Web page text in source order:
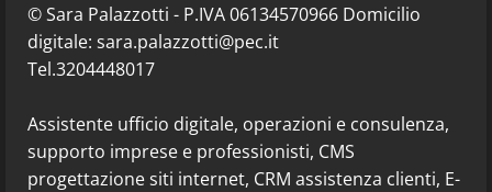
© Sara Palazzotti - P.IVA 06134570966 Domicilio
digitale: sara.palazzotti@pec.it
Tel.3204448017
Assistente ufficio digitale, operazioni e consulenza,
supporto imprese e professionisti, CMS
progettazione siti internet, CRM assistenza clienti, E-